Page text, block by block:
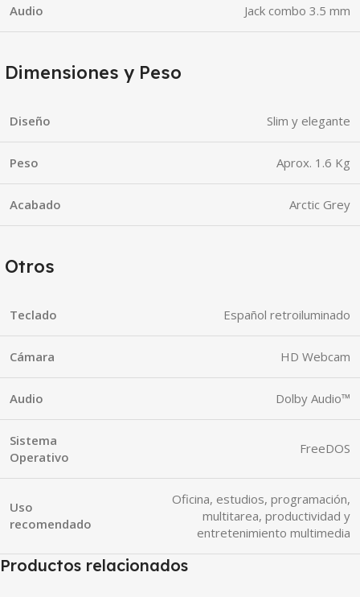
Audio Jack combo 3.5 mm
Dimensiones y Peso
Diseño Slim y elegante
Peso Aprox. 1.6 Kg
Acabado Arctic Grey
Otros
Teclado Español retroiluminado
Cámara HD Webcam
Audio Dolby Audio™
Sistema
Operativo
FreeDOS
Uso
recomendado
Oficina, estudios, programación,
multitarea, productividad y
entretenimiento multimedia
Productos relacionados